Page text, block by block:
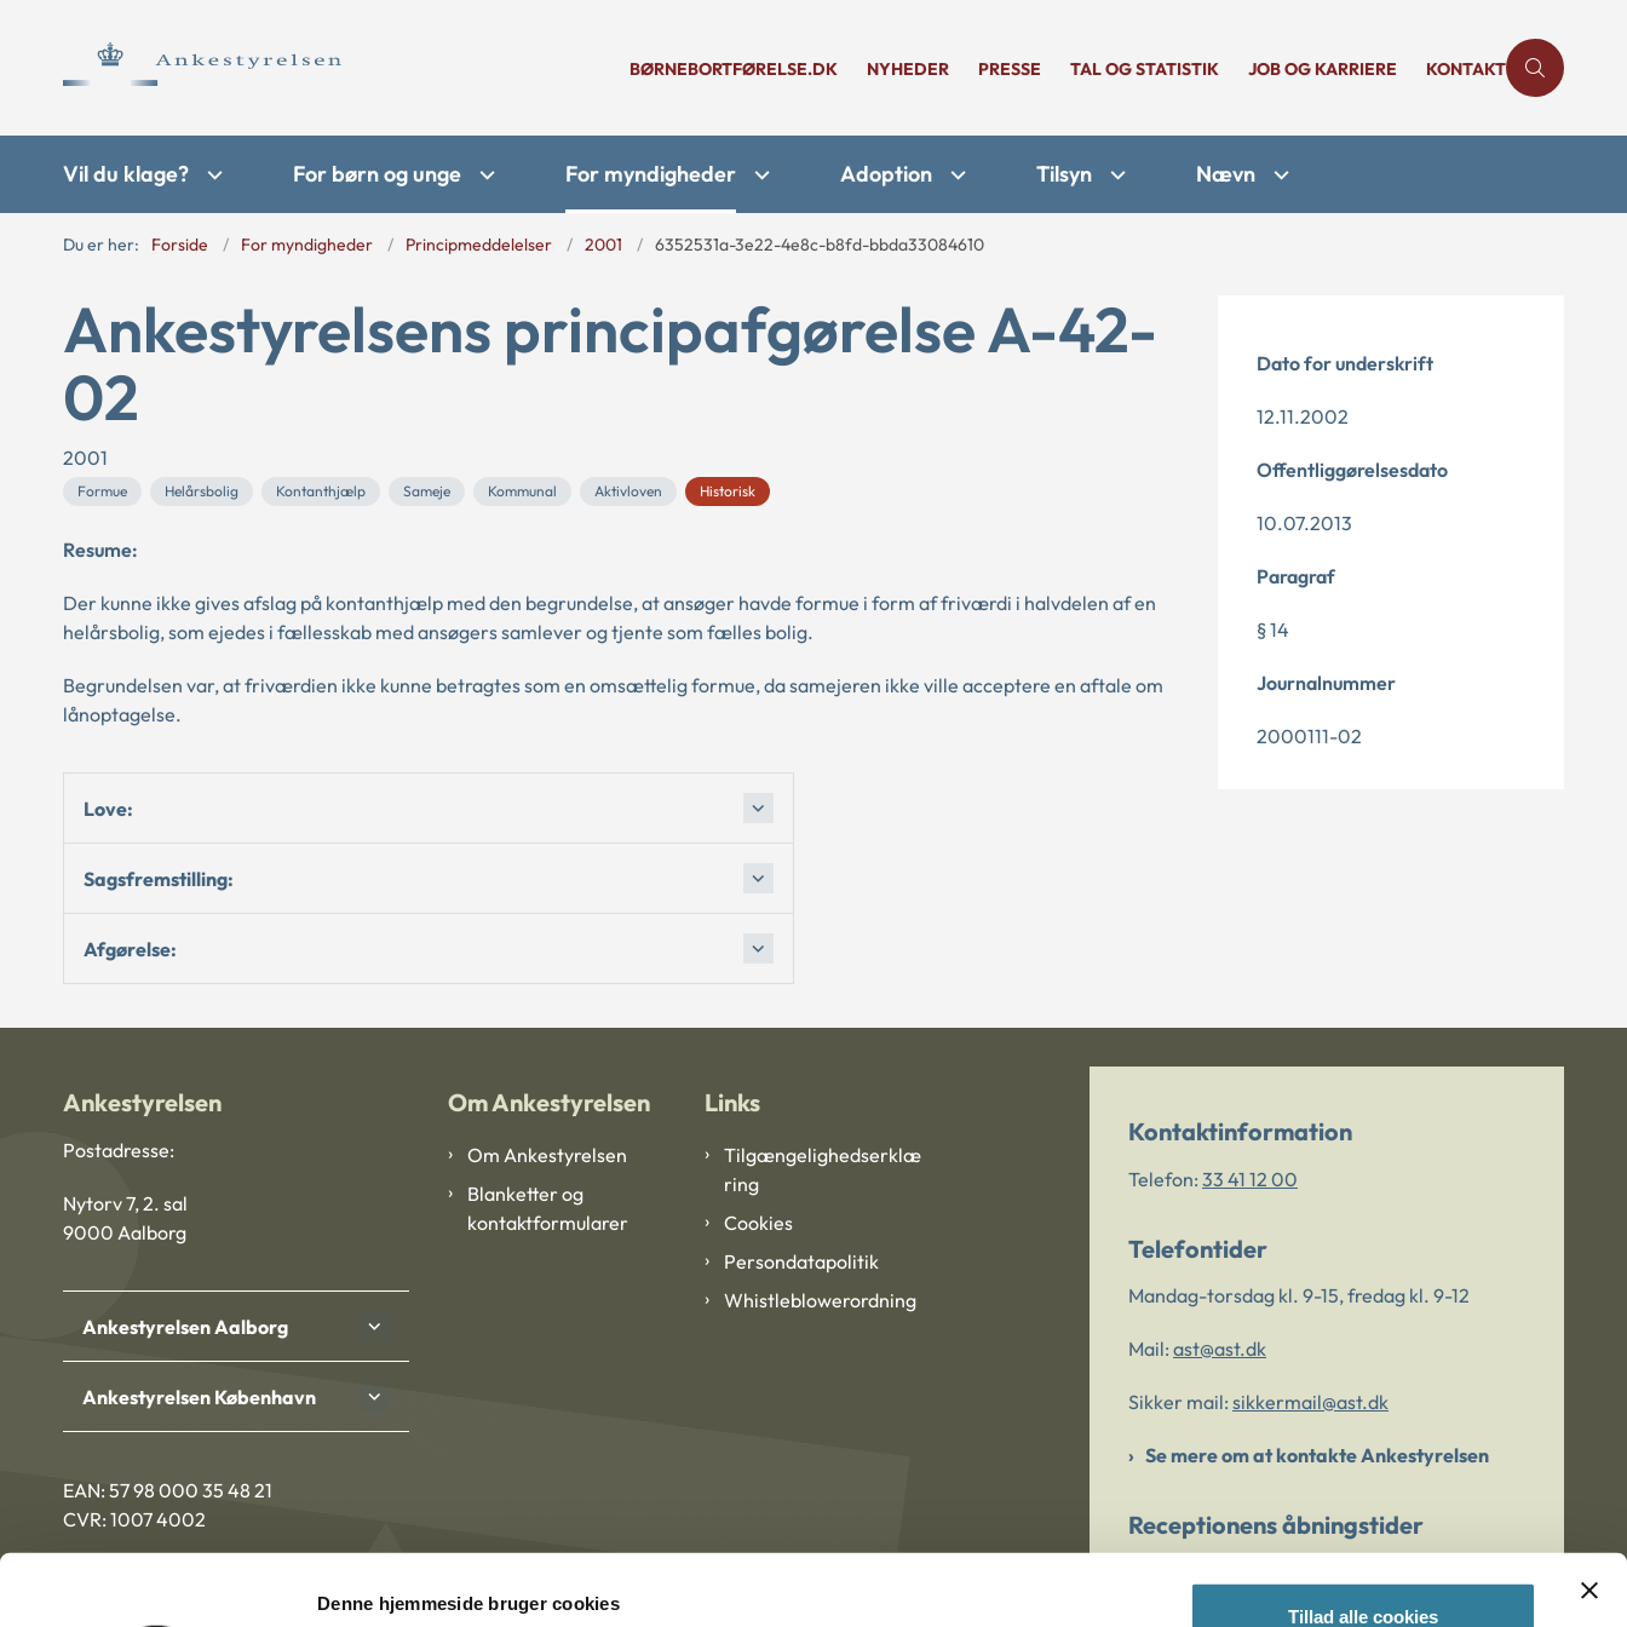
Denne hjemmeside bruger cookies
Tillad alle cookies
BØRNEBORTFØRELSE.DK NYHEDER PRESSE TAL OG STATISTIK JOB OG KARRIERE KONTAKT
Vil du klage? For børn og unge For myndigheder Adoption Tilsyn Nævn
Du er her: Forside For myndigheder Principmeddelelser 2001 6352531a-3e22-4e8c-b8fd-bbda33084610
Ankestyrelsens principafgørelse A-42-
02
2001
Formue Helårsbolig Kontanthjælp Sameje Kommunal Aktivloven Historisk
Resume:
Der kunne ikke gives afslag på kontanthjælp med den begrundelse, at ansøger havde formue i form af friværdi i halvdelen af en
helårsbolig, som ejedes i fællesskab med ansøgers samlever og tjente som fælles bolig.
Begrundelsen var, at friværdien ikke kunne betragtes som en omsættelig formue, da samejeren ikke ville acceptere en aftale om
lånoptagelse.
Love:
Sagsfremstilling:
Afgørelse:
Dato for underskrift
12.11.2002
Offentliggørelsesdato
10.07.2013
Paragraf
§ 14
Journalnummer
2000111-02
Ankestyrelsen
Postadresse:
Nytorv 7, 2. sal
9000 Aalborg
Ankestyrelsen Aalborg
Ankestyrelsen København
EAN: 57 98 000 35 48 21
CVR: 1007 4002
Om Ankestyrelsen
Om Ankestyrelsen
Blanketter og
kontaktformularer
Links
Tilgængelighedserklæ
ring
Cookies
Persondatapolitik
Whistleblowerordning
Kontaktinformation
Telefon: 33 41 12 00
Telefontider
Mandag-torsdag kl. 9-15, fredag kl. 9-12
Mail: ast@ast.dk
Sikker mail: sikkermail@ast.dk
Se mere om at kontakte Ankestyrelsen
Receptionens åbningstider